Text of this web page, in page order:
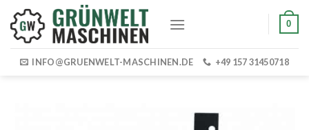
content
0
INFO@GRUENWELT-MASCHINEN.DE +49 157 31450718